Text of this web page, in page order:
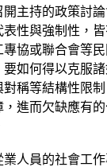
主持的政策討論
性與強制性，
協或聯合會等
如何得以克服
稱等結構性限
進而欠缺應有
人員的社會工